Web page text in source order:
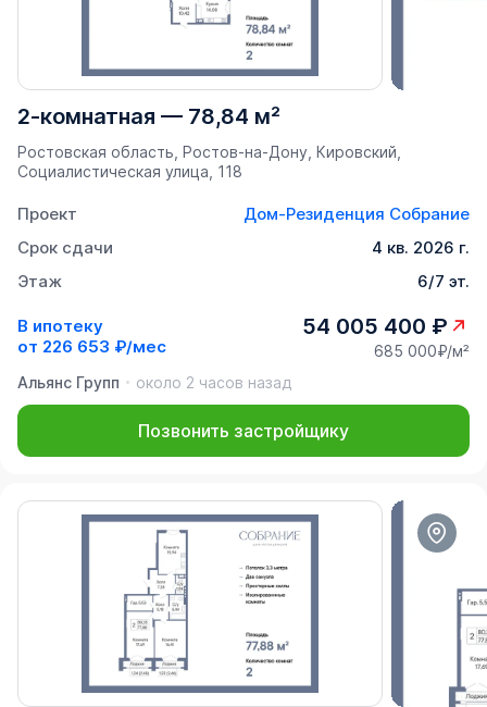
2-комнатная — 78,84 м²
Ростовская область, Ростов-на-Дону, Кировский,
Социалистическая улица, 118
Проект
Дом-Резиденция Собрание
Срок сдачи
4 кв. 2026 г.
Этаж
6/7 эт.
В ипотеку
от 226 653 ₽/мес
54 005 400 ₽
685 000₽/м²
Альянс Групп
около 2 часов назад
Позвонить застройщику